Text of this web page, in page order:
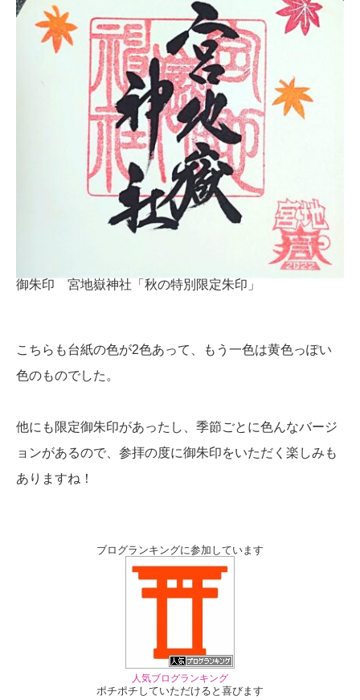
御朱印 宮地嶽神社「秋の特別限定朱印」
こちらも台紙の色が2色あって、もう一色は黄色っぽい
色のものでした。
他にも限定御朱印があったし、季節ごとに色んなバージ
ョンがあるので、参拝の度に御朱印をいただく楽しみも
ありますね！
ブログランキングに参加しています
人気ブログランキング
ポチポチしていただけると喜びます